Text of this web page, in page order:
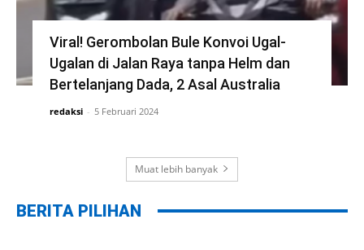
Viral! Gerombolan Bule Konvoi Ugal-
Ugalan di Jalan Raya tanpa Helm dan
Bertelanjang Dada, 2 Asal Australia
redaksi - 5 Februari 2024
Muat lebih banyak
BERITA PILIHAN